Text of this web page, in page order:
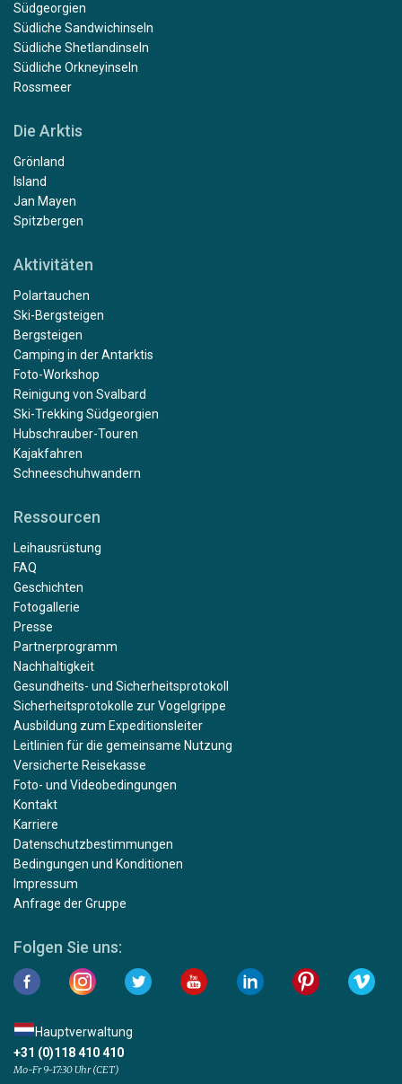
Südgeorgien
Südliche Sandwichinseln
Südliche Shetlandinseln
Südliche Orkneyinseln
Rossmeer
Die Arktis
Grönland
Island
Jan Mayen
Spitzbergen
Aktivitäten
Polartauchen
Ski-Bergsteigen
Bergsteigen
Camping in der Antarktis
Foto-Workshop
Reinigung von Svalbard
Ski-Trekking Südgeorgien
Hubschrauber-Touren
Kajakfahren
Schneeschuhwandern
Ressourcen
Leihausrüstung
FAQ
Geschichten
Fotogallerie
Presse
Partnerprogramm
Nachhaltigkeit
Gesundheits- und Sicherheitsprotokoll
Sicherheitsprotokolle zur Vogelgrippe
Ausbildung zum Expeditionsleiter
Leitlinien für die gemeinsame Nutzung
Versicherte Reisekasse
Foto- und Videobedingungen
Kontakt
Karriere
Datenschutzbestimmungen
Bedingungen und Konditionen
Impressum
Anfrage der Gruppe
Folgen Sie uns:
Hauptverwaltung
+31 (0)118 410 410
Mo-Fr 9-17:30 Uhr (CET)